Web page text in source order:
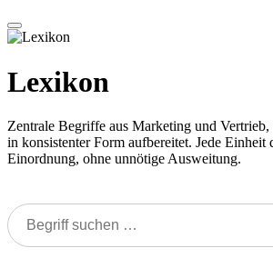
Lexikon
Zentrale Begriffe aus Marketing und
in konsistenter Form aufbereitet. Jede Einheit
Einordnung, ohne unnötige Ausweitung.